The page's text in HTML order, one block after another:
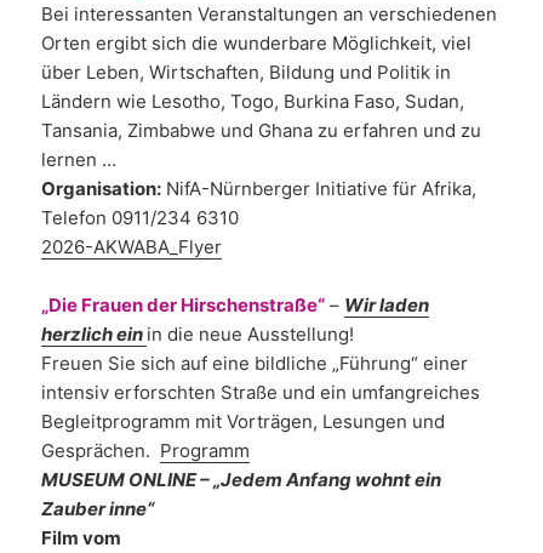
Bei interessanten Veranstaltungen an verschiedenen
Orten ergibt sich die wunderbare Möglichkeit, viel
über Leben, Wirtschaften, Bildung und Politik in
Ländern wie Lesotho, Togo, Burkina Faso, Sudan,
Tansania, Zimbabwe und Ghana zu erfahren und zu
lernen …
Organisation: NifA-Nürnberger Initiative für Afrika,
Telefon 0911/234 6310
2026-AKWABA_Flyer
„Die Frauen der Hirschenstraße“ – Wir laden
herzlich ein in die neue Ausstellung!
Freuen Sie sich auf eine bildliche „Führung“ einer
intensiv erforschten Straße und ein umfangreiches
Begleitprogramm mit Vorträgen, Lesungen und
Gesprächen. Programm
MUSEUM ONLINE – „Jedem Anfang wohnt ein
Zauber inne“
Film vom